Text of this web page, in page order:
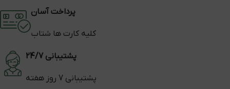
پرداخت آسان
کلیه کارت ها شتاب
پشتیبانی 24/7
پشتیبانی 7 روز هفته